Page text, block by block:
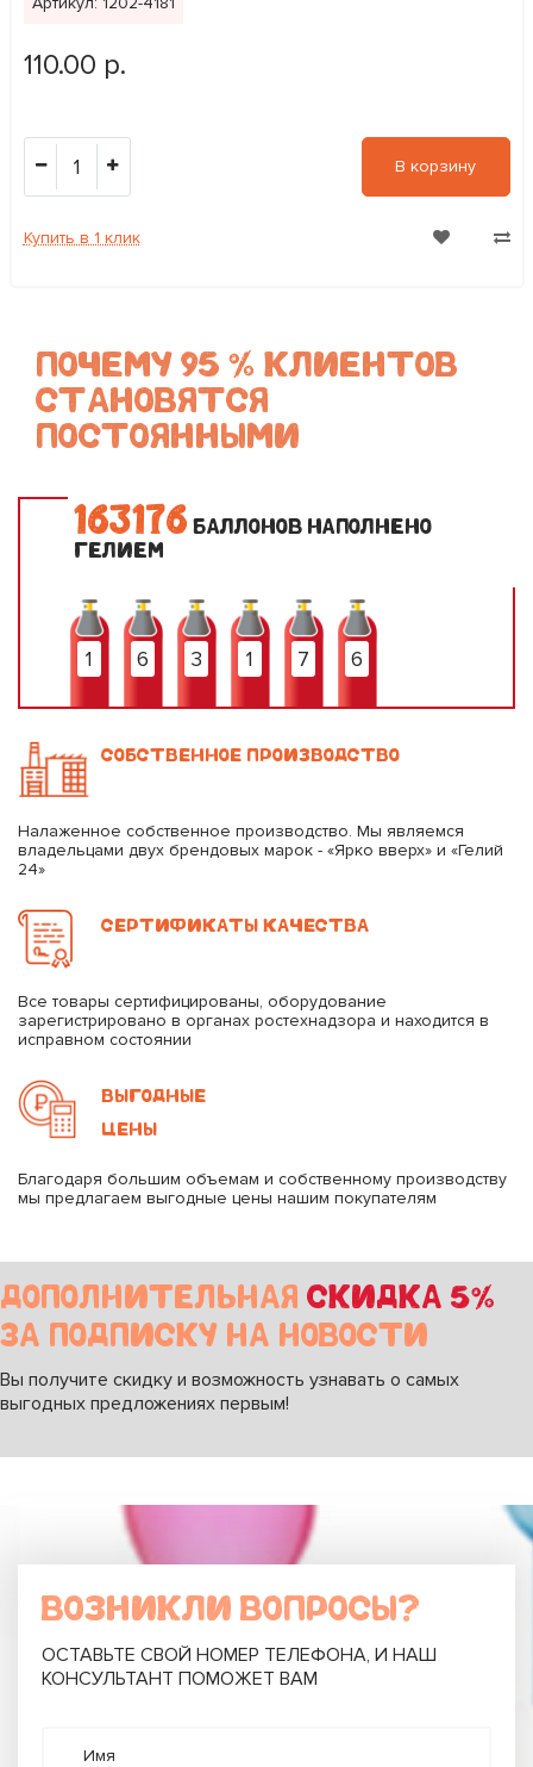
110.00 р.
1 В корзину
Купить в 1 клик
ПОЧЕМУ 95 % КЛИЕНТОВ
СТАНОВЯТСЯ
ПОСТОЯННЫМИ
163176 БАЛЛОНОВ НАПОЛНЕНО
ГЕЛИЕМ
1 6 3 1 7 6
СОБСТВЕННОЕ ПРОИЗВОДСТВО
Налаженное собственное производство. Мы являемся
владельцами двух брендовых марок - «Ярко вверх» и «Гелий
24»
СЕРТИФИКАТЫ КАЧЕСТВА
Все товары сертифицированы, оборудование
зарегистрировано в органах ростехнадзора и находится в
исправном состоянии
ВЫГОДНЫЕ
ЦЕНЫ
Благодаря большим объемам и собственному производству
мы предлагаем выгодные цены нашим покупателям
ДОПОЛНИТЕЛЬНАЯ СКИДКА 5%
ЗА ПОДПИСКУ НА НОВОСТИ
Вы получите скидку и возможность узнавать о самых
выгодных предложениях первым!
ВОЗНИКЛИ ВОПРОСЫ?
ОСТАВЬТЕ СВОЙ НОМЕР ТЕЛЕФОНА, И НАШ
КОНСУЛЬТАНТ ПОМОЖЕТ ВАМ
Имя